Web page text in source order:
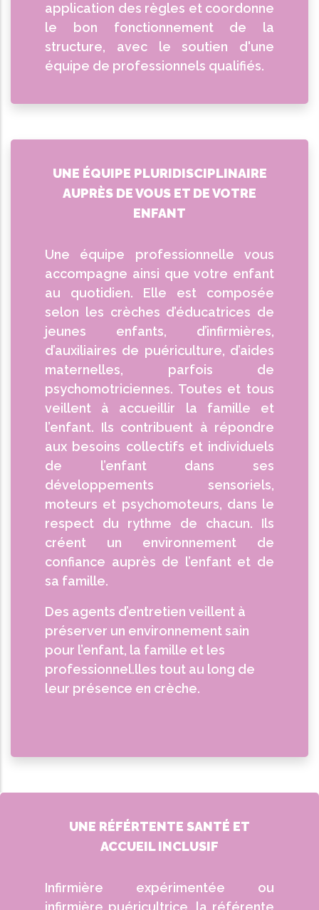
application des règles et coordonne
le bon fonctionnement de la
structure, avec le soutien d'une
équipe de professionnels qualifiés.
UNE ÉQUIPE PLURIDISCIPLINAIRE
AUPRÈS DE VOUS ET DE VOTRE
ENFANT
Une équipe professionnelle vous
accompagne ainsi que votre enfant
au quotidien.
Elle est composée
selon les crèches d’éducatrices de
jeunes enfants, d’infirmières,
d’auxiliaires de puériculture, d’aides
maternelles, parfois de
psychomotriciennes. Toutes et tous
veillent à accueillir la famille et
l’enfant. Ils contribuent à répondre
aux besoins collectifs et individuels
de l’enfant dans ses
développements sensoriels,
moteurs et psychomoteurs, dans le
respect du rythme de chacun.
Ils
créent un environnement de
confiance auprès de l’enfant et de
sa famille.
Des agents d’entretien veillent à
préserver un environnement sain
pour l’enfant, la famille et les
professionnel.lles tout au long de
leur présence en crèche.
UNE RÉFÉRTENTE SANTÉ ET
ACCUEIL INCLUSIF
Infirmière expérimentée ou
infirmière puéricultrice, la référente